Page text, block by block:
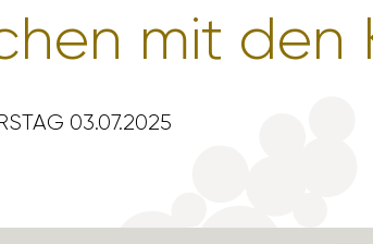
mit den
03.07.2025